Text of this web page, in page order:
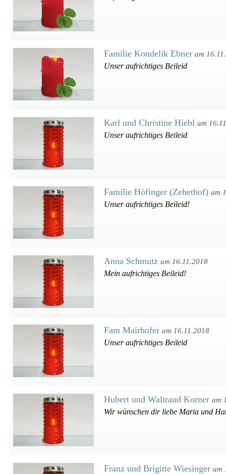
Familie Kondelik Ebner am
Unser aufrichtiges Beileid
Karl und Christine Hiebl am
Unser aufrichtiges Beileid
Familie Höfinger (Zehethof) am
Unser aufrichtiges Beileid!
Anna Schmutz am 16.11.2018
Mein aufrichtiges Beileid!
Fam Mairhofer am 16.11.2018
Unser aufrichtiges Beileid
Hubert und Waltraud Korner am
Wir wünschen dir liebe Maria und
Franz und Brigitte Wiesinger am